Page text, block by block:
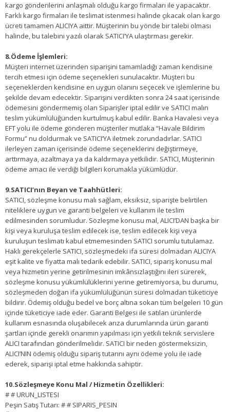
kargo gönderilerini anlaşmalı olduğu kargo firmaları ile yapacaktır.
Farklı kargo firmaları ile teslimat istenmesi halinde çıkacak olan kargo
ücreti tamamen ALICIYA aittir. Müşterinin bu yönde bir talebi olması
halinde, bu talebini yazılı olarak SATICI’YA ulaştırması gerekir.
8.Ödeme İşlemleri:
Müşteri internet üzerinden siparişini tamamladığı zaman kendisine
tercih etmesi için ödeme seçenekleri sunulacaktır. Müşteri bu
seçeneklerden kendisine en uygun olanını seçecek ve işlemlerine bu
şekilde devam edecektir. Siparişini verdikten sonra 24 saat içerisinde
ödemesini göndermemiş olan Siparişler iptal edilir ve SATICI malın
teslim yükümlülüğünden kurtulmuş kabul edilir. Banka Havalesi veya
EFT yolu ile ödeme gönderen müşteriler mutlaka “Havale Bildirim
Formu” nu doldurmak ve SATICI’YA iletmek zorundadırlar. SATICI
ilerleyen zaman içerisinde ödeme seçeneklerini değiştirmeye,
arttırmaya, azaltmaya ya da kaldırmaya yetkilidir. SATICI, Müşterinin
ödeme amacı ile verdiği bilgileri korumakla yükümlüdür.
9.SATICI’nın Beyan ve Taahhütleri:
SATICI, sözleşme konusu malı sağlam, eksiksiz, siparişte belirtilen
niteliklere uygun ve garanti belgeleri ve kullanım ile teslim
edilmesinden sorumludur. Sözleşme konusu mal, ALICI’DAN başka bir
kişi veya kuruluşa teslim edilecek ise, teslim edilecek kişi veya
kuruluşun teslimatı kabul etmemesinden SATICI sorumlu tutulamaz.
Haklı gerekçelerle SATICI, sözleşmedeki ifa süresi dolmadan ALICIYA
eşit kalite ve fiyatta malı tedarik edebilir. SATICI, sipariş konusu mal
veya hizmetin yerine getirilmesinin imkânsızlaştığını ileri sürerek,
sözleşme konusu yükümlülüklerini yerine getiremiyorsa, bu durumu,
sözleşmeden doğan ifa yükümlülüğünün süresi dolmadan tüketiciye
bildirir. Ödemiş olduğu bedel ve borç altına sokan tüm belgeleri 10 gün
içinde tüketiciye iade eder. Garanti Belgesi ile satılan ürünlerde
kullanım esnasında oluşabilecek arıza durumlarında ürün garanti
şartları içinde gerekli onarımın yapılması için yetkili teknik servislere
ALICI tarafından gönderilmelidir. SATICI bir neden göstermeksizin,
ALICI’NIN ödemiş olduğu sipariş tutarını aynı ödeme yolu ile iade
ederek, siparişi iptal etme hakkında sahiptir.
10.Sözleşmeye Konu Mal / Hizmetin Özellikleri:
# # URUN_LISTESI
Peşin Satış Tutarı: # # SIPARIS_PESIN